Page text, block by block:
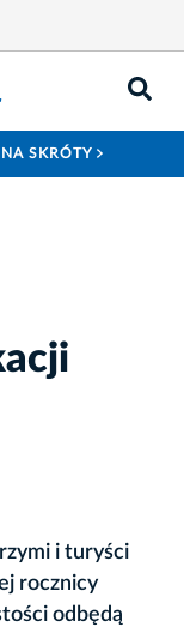
NA SKRÓTY
i turyści
rocznicy
odbędą